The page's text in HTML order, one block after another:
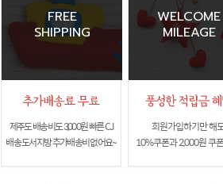
FREE
SHIPPING
제주도 배송비도 3,000원 빠른 CJ
배송 도서지방 추가배송비 없어요~
WELCOME
MILEAGE
회원가입하기만 해
10%쿠폰과 2,000원 쿠